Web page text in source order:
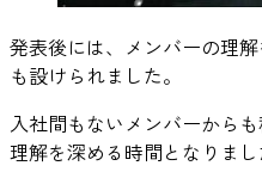
発表後には、メンバーの理
も設けられました。
入社間もないメンバーから
理解を深める時間となりまし